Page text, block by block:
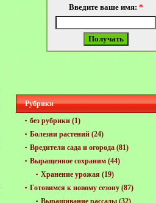
Введите ваше имя: *
Рубрики
без рубрики (1)
Болезни растений (24)
Вредители сада и огорода (81)
Выращенное сохраним (44)
Хранение урожая (19)
Готовимся к новому сезону (87)
Выращивание рассады (32)